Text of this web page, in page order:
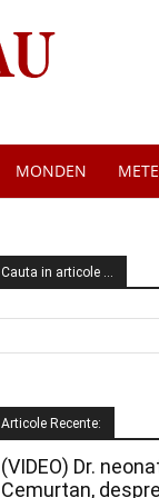
MONDEN
Cauta in articole …
Articole Recente:
(VIDEO) Dr.
Cemurtan,